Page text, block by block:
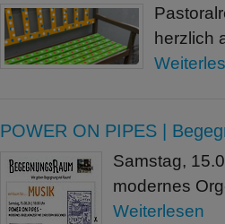
herzlich
POWER ON PIPES |
Samstag,
modernes
Weiterlesen